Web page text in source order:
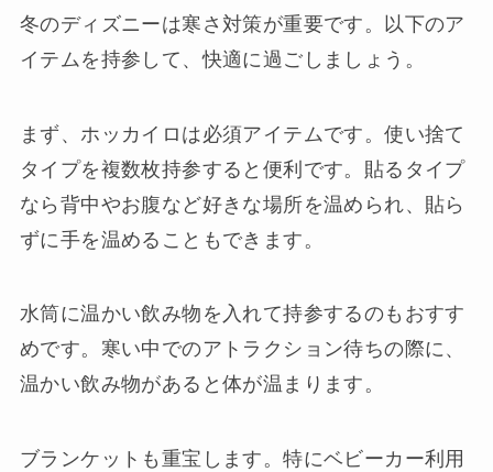
冬のディズニーは寒さ対策が重要です。以下のア
イテムを持参して、快適に過ごしましょう。
まず、ホッカイロは必須アイテムです。使い捨て
タイプを複数枚持参すると便利です。貼るタイプ
なら背中やお腹など好きな場所を温められ、貼ら
ずに手を温めることもできます。
水筒に温かい飲み物を入れて持参するのもおすす
めです。寒い中でのアトラクション待ちの際に、
温かい飲み物があると体が温まります。
ブランケットも重宝します。特にベビーカー利用